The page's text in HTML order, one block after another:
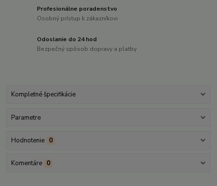
Profesionálne poradenstvo
Osobný prístup k zákazníkovi
Odoslanie do 24 hod
Bezpečný spôsob dopravy a platby
Kompletné špecifikácie
Parametre
Hodnotenie 0
Komentáre 0